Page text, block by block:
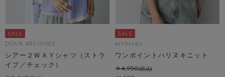
DOUX ARCHIVES
シアー２ＷＡＹシャツ（ストラ
イプ／チェック）
archives
ワンポイントハリヌキニット
￥4,950